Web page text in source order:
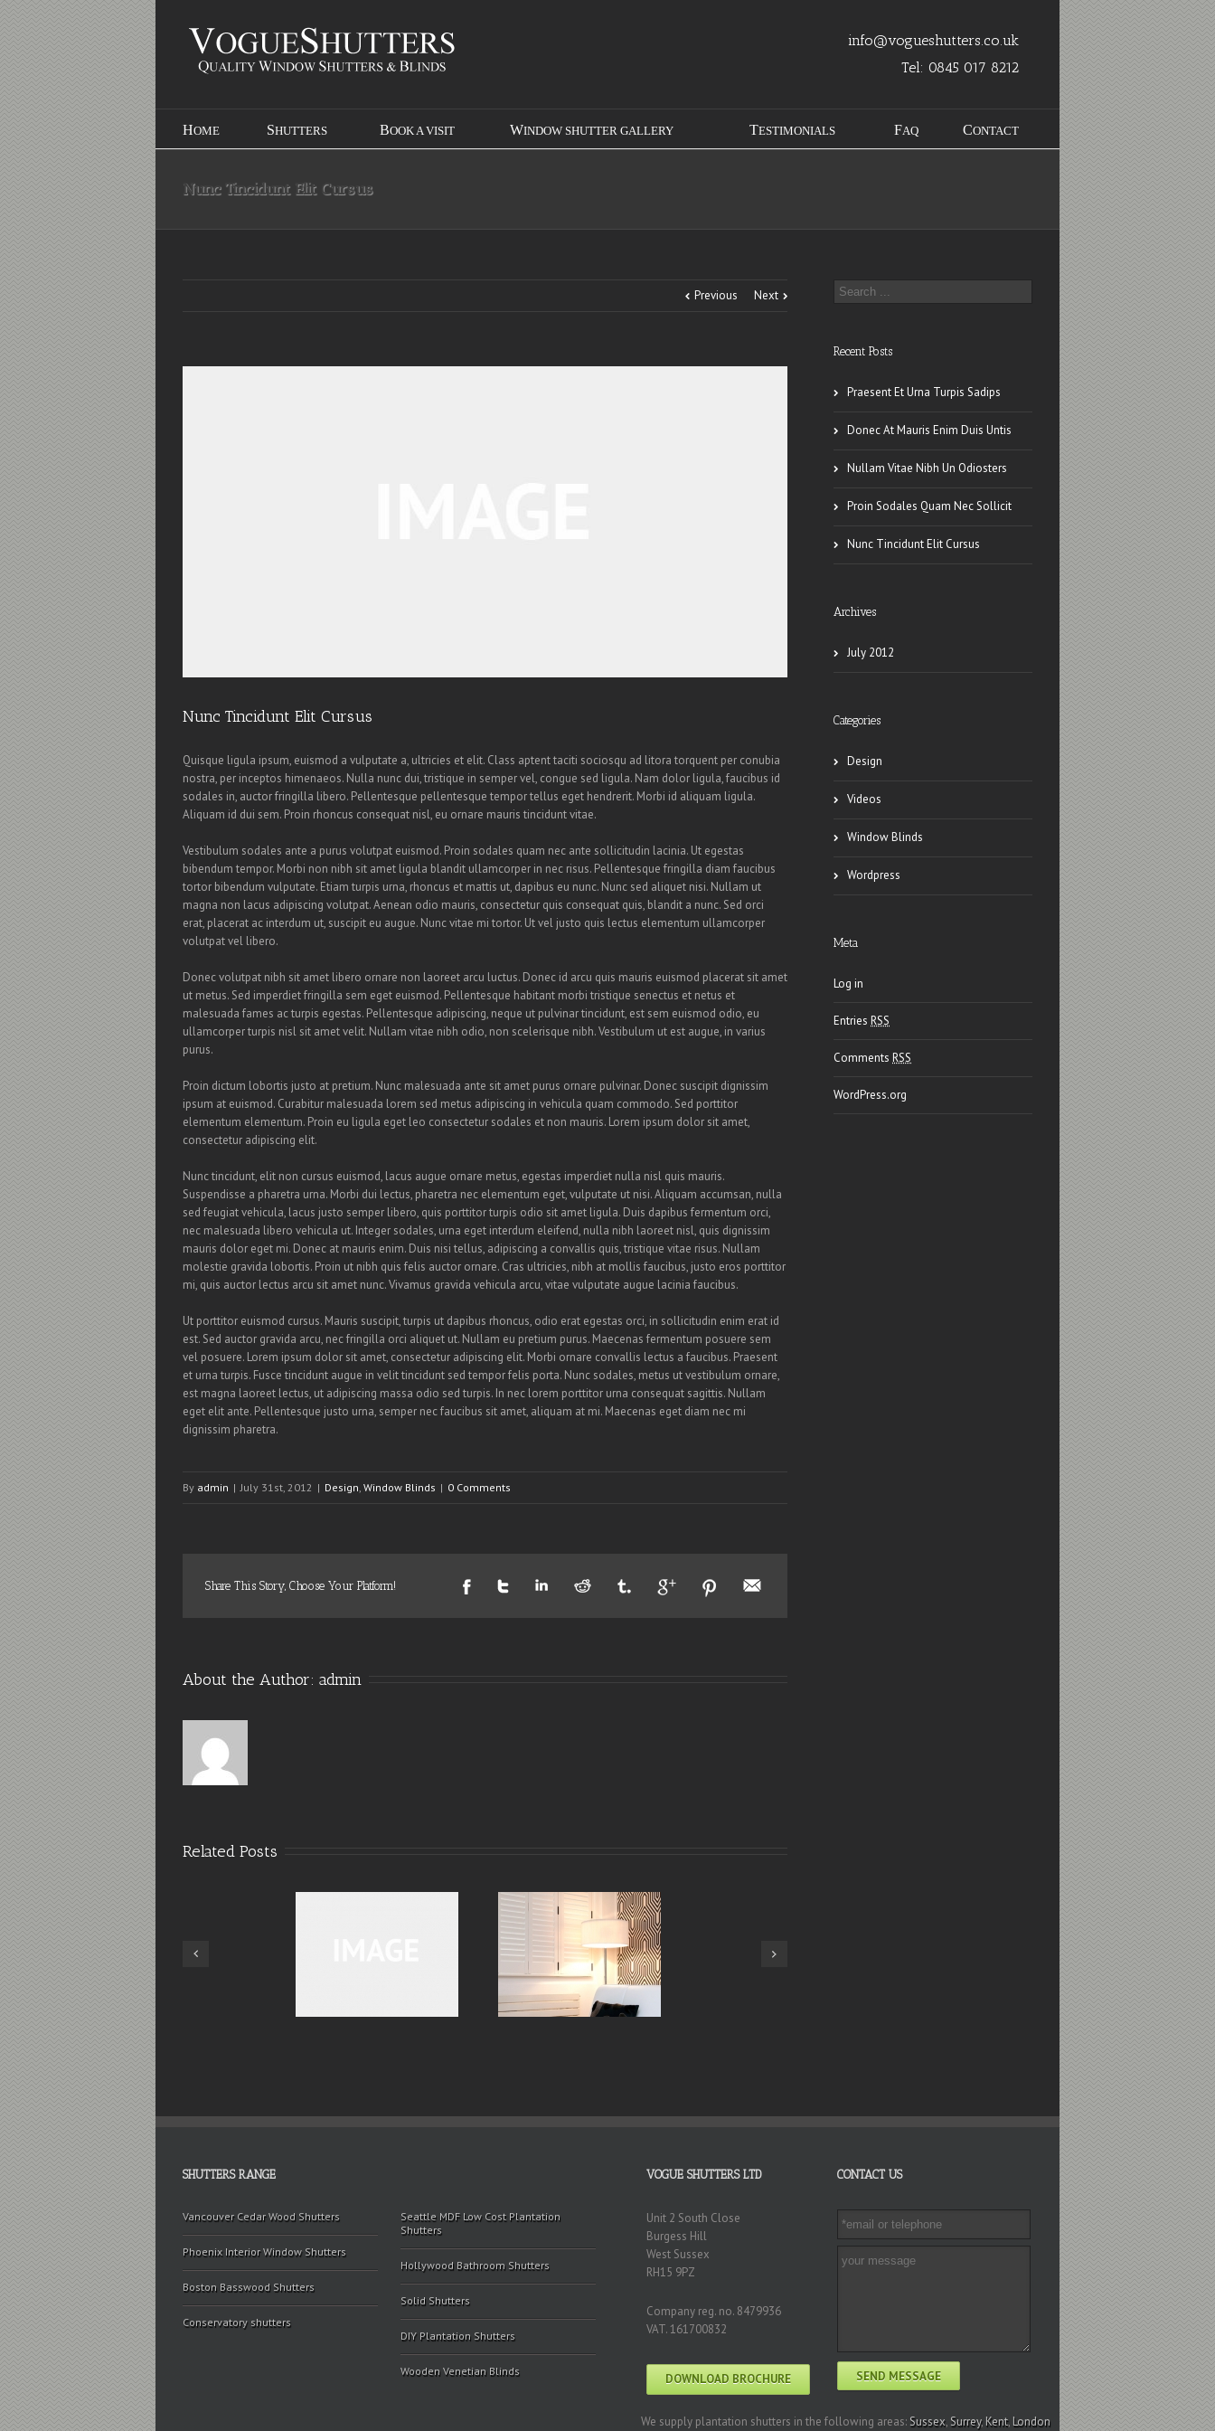
info@vogueshutters.co.uk
Tel: 0845 017 8212
HOME SHUTTERS BOOK A VISIT WINDOW SHUTTER GALLERY TESTIMONIALS FAQ CONTACT
Nunc Tincidunt Elit Cursus
Previous Next
Nunc Tincidunt Elit Cursus
Quisque ligula ipsum, euismod a vulputate a, ultricies et elit. Class aptent taciti sociosqu ad litora torquent per conubia
nostra, per inceptos himenaeos. Nulla nunc dui, tristique in semper vel, congue sed ligula. Nam dolor ligula, faucibus id
sodales in, auctor fringilla libero. Pellentesque pellentesque tempor tellus eget hendrerit. Morbi id aliquam ligula.
Aliquam id dui sem. Proin rhoncus consequat nisl, eu ornare mauris tincidunt vitae.
Vestibulum sodales ante a purus volutpat euismod. Proin sodales quam nec ante sollicitudin lacinia. Ut egestas
bibendum tempor. Morbi non nibh sit amet ligula blandit ullamcorper in nec risus. Pellentesque fringilla diam faucibus
tortor bibendum vulputate. Etiam turpis urna, rhoncus et mattis ut, dapibus eu nunc. Nunc sed aliquet nisi. Nullam ut
magna non lacus adipiscing volutpat. Aenean odio mauris, consectetur quis consequat quis, blandit a nunc. Sed orci
erat, placerat ac interdum ut, suscipit eu augue. Nunc vitae mi tortor. Ut vel justo quis lectus elementum ullamcorper
volutpat vel libero.
Donec volutpat nibh sit amet libero ornare non laoreet arcu luctus. Donec id arcu quis mauris euismod placerat sit amet
ut metus. Sed imperdiet fringilla sem eget euismod. Pellentesque habitant morbi tristique senectus et netus et
malesuada fames ac turpis egestas. Pellentesque adipiscing, neque ut pulvinar tincidunt, est sem euismod odio, eu
ullamcorper turpis nisl sit amet velit. Nullam vitae nibh odio, non scelerisque nibh. Vestibulum ut est augue, in varius
purus.
Proin dictum lobortis justo at pretium. Nunc malesuada ante sit amet purus ornare pulvinar. Donec suscipit dignissim
ipsum at euismod. Curabitur malesuada lorem sed metus adipiscing in vehicula quam commodo. Sed porttitor
elementum elementum. Proin eu ligula eget leo consectetur sodales et non mauris. Lorem ipsum dolor sit amet,
consectetur adipiscing elit.
Nunc tincidunt, elit non cursus euismod, lacus augue ornare metus, egestas imperdiet nulla nisl quis mauris.
Suspendisse a pharetra urna. Morbi dui lectus, pharetra nec elementum eget, vulputate ut nisi. Aliquam accumsan, nulla
sed feugiat vehicula, lacus justo semper libero, quis porttitor turpis odio sit amet ligula. Duis dapibus fermentum orci,
nec malesuada libero vehicula ut. Integer sodales, urna eget interdum eleifend, nulla nibh laoreet nisl, quis dignissim
mauris dolor eget mi. Donec at mauris enim. Duis nisi tellus, adipiscing a convallis quis, tristique vitae risus. Nullam
molestie gravida lobortis. Proin ut nibh quis felis auctor ornare. Cras ultricies, nibh at mollis faucibus, justo eros porttitor
mi, quis auctor lectus arcu sit amet nunc. Vivamus gravida vehicula arcu, vitae vulputate augue lacinia faucibus.
Ut porttitor euismod cursus. Mauris suscipit, turpis ut dapibus rhoncus, odio erat egestas orci, in sollicitudin enim erat id
est. Sed auctor gravida arcu, nec fringilla orci aliquet ut. Nullam eu pretium purus. Maecenas fermentum posuere sem
vel posuere. Lorem ipsum dolor sit amet, consectetur adipiscing elit. Morbi ornare convallis lectus a faucibus. Praesent
et urna turpis. Fusce tincidunt augue in velit tincidunt sed tempor felis porta. Nunc sodales, metus ut vestibulum ornare,
est magna laoreet lectus, ut adipiscing massa odio sed turpis. In nec lorem porttitor urna consequat sagittis. Nullam
eget elit ante. Pellentesque justo urna, semper nec faucibus sit amet, aliquam at mi. Maecenas eget diam nec mi
dignissim pharetra.
By admin | July 31st, 2012 | Design, Window Blinds | 0 Comments
Share This Story, Choose Your Platform!
About the Author: admin
Related Posts
Recent Posts
Praesent Et Urna Turpis Sadips
Donec At Mauris Enim Duis Untis
Nullam Vitae Nibh Un Odiosters
Proin Sodales Quam Nec Sollicit
Nunc Tincidunt Elit Cursus
Archives
July 2012
Categories
Design
Videos
Window Blinds
Wordpress
Meta
Log in
Entries RSS
Comments RSS
WordPress.org
SHUTTERS RANGE
Vancouver Cedar Wood Shutters
Phoenix Interior Window Shutters
Boston Basswood Shutters
Conservatory shutters
Seattle MDF Low Cost Plantation
Shutters
Hollywood Bathroom Shutters
Solid Shutters
DIY Plantation Shutters
Wooden Venetian Blinds
VOGUE SHUTTERS LTD
Unit 2 South Close
Burgess Hill
West Sussex
RH15 9PZ
Company reg. no. 8479936
VAT. 161700832
DOWNLOAD BROCHURE
CONTACT US
We supply plantation shutters in the following areas: Sussex, Surrey, Kent, London